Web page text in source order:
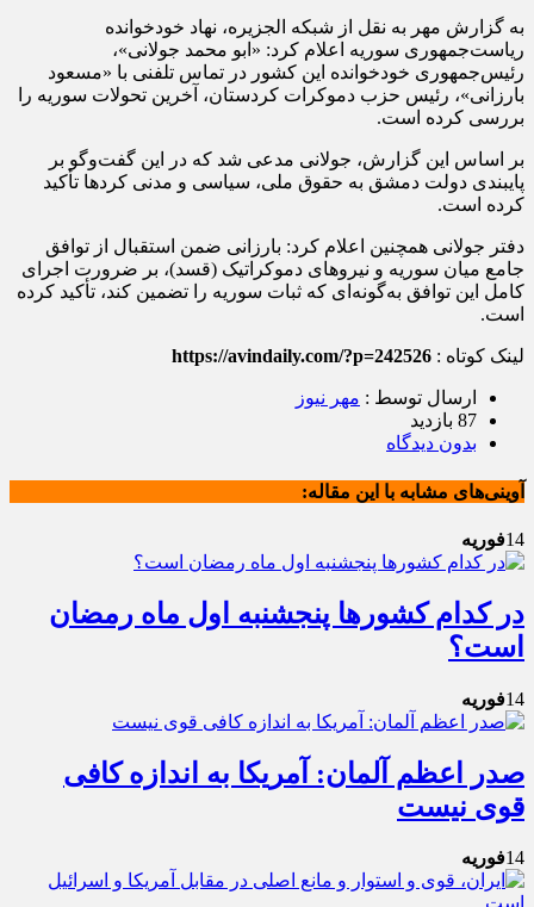
به گزارش مهر به نقل از شبکه الجزیره، نهاد خودخوانده
ریاست‌جمهوری سوریه اعلام کرد: «ابو محمد جولانی»،
رئیس‌جمهوری خودخوانده این کشور در تماس تلفنی با «مسعود
بارزانی»، رئیس حزب دموکرات کردستان، آخرین تحولات سوریه را
بررسی کرده است.
بر اساس این گزارش، جولانی مدعی شد که در این گفت‌وگو بر
پایبندی دولت دمشق به حقوق ملی، سیاسی و مدنی کردها تأکید
کرده است.
دفتر جولانی همچنین اعلام کرد: بارزانی ضمن استقبال از توافق
جامع میان سوریه و نیروهای دموکراتیک (قسد)، بر ضرورت اجرای
کامل این توافق به‌گونه‌ای که ثبات سوریه را تضمین کند، تأکید کرده
است.
لینک کوتاه : https://avindaily.com/?p=242526
ارسال توسط : مهر نیوز
87 بازدید
بدون دیدگاه
آوینی‌های مشابه با این مقاله:
14فوریه
در کدام کشورها پنجشنبه اول ماه رمضان
است؟
14فوریه
صدر اعظم آلمان: آمریکا به اندازه کافی
قوی نیست
14فوریه